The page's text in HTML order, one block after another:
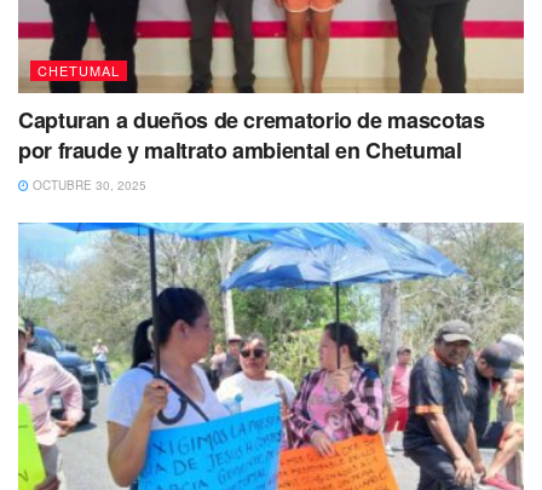
CHETUMAL
Capturan a dueños de crematorio de mascotas
por fraude y maltrato ambiental en Chetumal
OCTUBRE 30, 2025